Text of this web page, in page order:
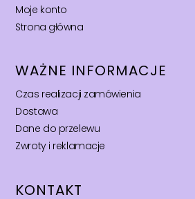
Moje konto
Strona główna
WAŻNE INFORMACJE
Czas realizacji zamówienia
Dostawa
Dane do przelewu
Zwroty i reklamacje
KONTAKT